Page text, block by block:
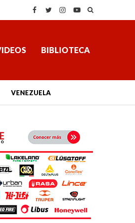
BIBLIOTECA
VENEZUELA